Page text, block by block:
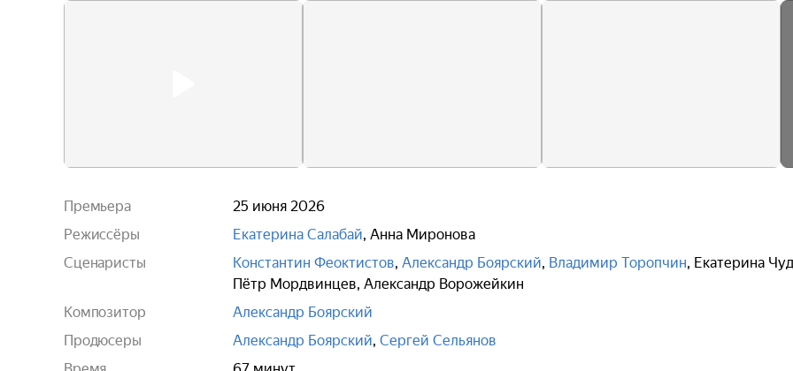
Премьера
25 июня 2026
Режиссёры
Екатерина Салабай, Анна Миронова
Сценаристы
Константин Феоктистов, Александр Боярский, Владимир Торопчин, Екатерина
Пётр Мордвинцев, Александр Ворожейкин
Композитор
Александр Боярский
Продюсеры
Александр Боярский, Сергей Сельянов